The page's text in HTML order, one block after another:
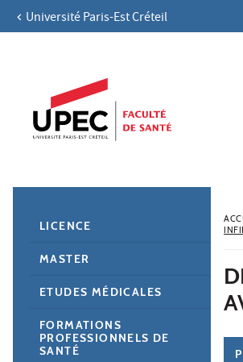
Aller au contenu
Navigation secondaire
Université Paris-Est Créteil
LICENCE
MASTER
ETUDES MÉDICALES
FORMATIONS
PROFESSIONNELS DE
SANTÉ